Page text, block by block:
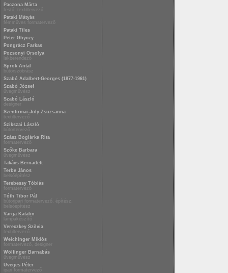
Paczona Márta
festő, textiltervező
Pataki Mátyás
fémműves formatervező
Pataki Tiles
Peter Ghyczy
Pongrácz Farkas
Pozsonyi Orsolya
lakberendező
Sprok Antal
bútorszobrász
Szabó Adalbert-Georges (1877-1961)
Szabó József
üvegművész
Szabó László
designer
Szentirmai-Joly Zsuzsanna
textiltervező
Szikszai László
bútortervező
Szász Boglárka Rita
formatervező
Szőke Barbara
üvegművész
Takács Bernadett
Terbe János
belsőépítész
Terebessy Tóbiás
formatervező
Tóth Tibor Pál
bútoripari formatervező, építész,
belsőépítész
Varga Katalin
lámpakészítő
Vereczkey Szilvia
textiltervező
Weichinger Miklós
formatervező, designer
Wölfinger Barnabás
üvegművész
Üveges Péter
ipari formatervező